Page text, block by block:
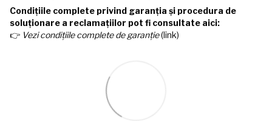
Condițiile complete privind garanția și procedura de
soluționare a reclamațiilor pot fi consultate aici:
👉 Vezi condițiile complete de garanție(link)